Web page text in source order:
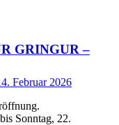
GRINGUR –
Februar 2026
Sonntag, 22.